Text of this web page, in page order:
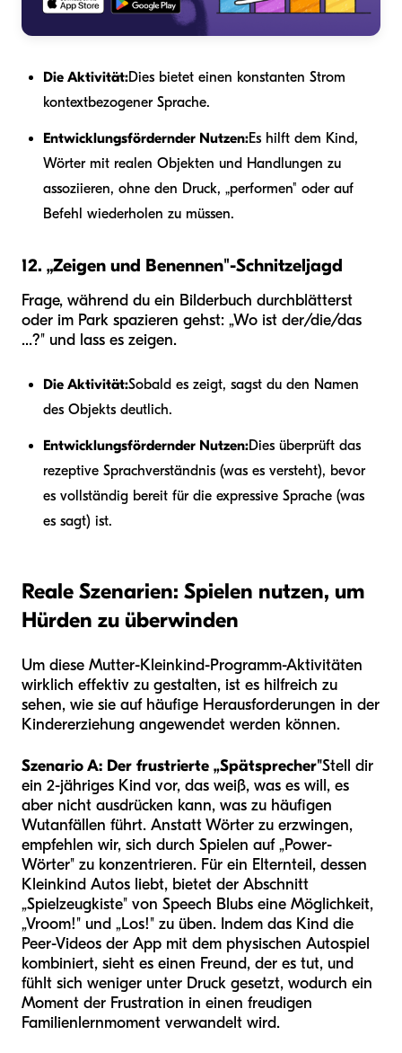
Die Aktivität:Dies bietet einen konstanten Strom
kontextbezogener Sprache.
Entwicklungsfördernder Nutzen:Es hilft dem Kind,
Wörter mit realen Objekten und Handlungen zu
assoziieren, ohne den Druck, „performen" oder auf
Befehl wiederholen zu müssen.
12. „Zeigen und Benennen"-Schnitzeljagd
Frage, während du ein Bilderbuch durchblätterst
oder im Park spazieren gehst: „Wo ist der/die/das
...?" und lass es zeigen.
Die Aktivität:Sobald es zeigt, sagst du den Namen
des Objekts deutlich.
Entwicklungsfördernder Nutzen:Dies überprüft das
rezeptive Sprachverständnis (was es versteht), bevor
es vollständig bereit für die expressive Sprache (was
es sagt) ist.
Reale Szenarien: Spielen nutzen, um
Hürden zu überwinden
Um diese Mutter-Kleinkind-Programm-Aktivitäten
wirklich effektiv zu gestalten, ist es hilfreich zu
sehen, wie sie auf häufige Herausforderungen in der
Kindererziehung angewendet werden können.
Szenario A: Der frustrierte „Spätsprecher"Stell dir
ein 2-jähriges Kind vor, das weiß, was es will, es
aber nicht ausdrücken kann, was zu häufigen
Wutanfällen führt. Anstatt Wörter zu erzwingen,
empfehlen wir, sich durch Spielen auf „Power-
Wörter" zu konzentrieren. Für ein Elternteil, dessen
Kleinkind Autos liebt, bietet der Abschnitt
„Spielzeugkiste" von Speech Blubs eine Möglichkeit,
„Vroom!" und „Los!" zu üben. Indem das Kind die
Peer-Videos der App mit dem physischen Autospiel
kombiniert, sieht es einen Freund, der es tut, und
fühlt sich weniger unter Druck gesetzt, wodurch ein
Moment der Frustration in einen freudigen
Familienlernmoment verwandelt wird.